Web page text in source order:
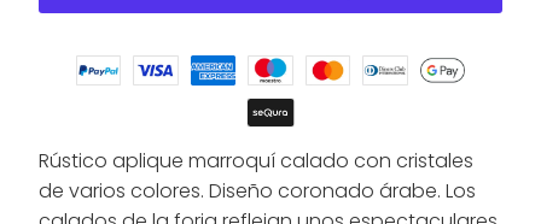
Rústico aplique marroquí calado con cristales
de varios colores. Diseño coronado árabe. Los